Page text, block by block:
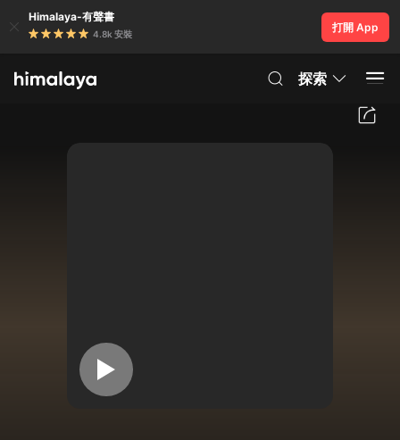
Himalaya-有聲書
4.8k 安裝
打開 App
探索